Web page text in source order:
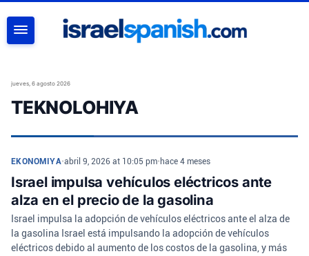
jueves, 6 agosto 2026
TEKNOLOHIYA
EKONOMIYA•abril 9, 2026 at 10:05 pm• hace 4 meses
Israel impulsa vehículos eléctricos ante
alza en el precio de la gasolina
Israel impulsa la adopción de vehículos eléctricos ante el alza de
la gasolina Israel está impulsando la adopción de vehículos
eléctricos debido al aumento de los costos de la gasolina, y más